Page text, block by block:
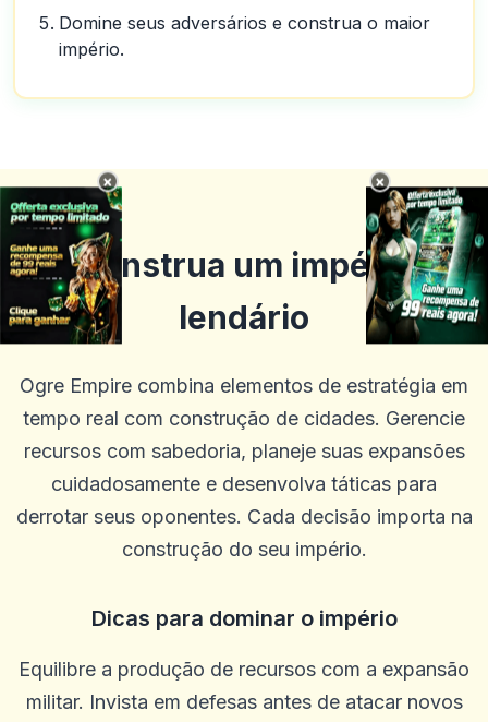
Domine seus adversários e construa o maior
império.
Construa um império
lendário
Ogre Empire combina elementos de estratégia em
tempo real com construção de cidades. Gerencie
recursos com sabedoria, planeje suas expansões
cuidadosamente e desenvolva táticas para
derrotar seus oponentes. Cada decisão importa na
construção do seu império.
Dicas para dominar o império
Equilibre a produção de recursos com a expansão
militar. Invista em defesas antes de atacar novos
× ×